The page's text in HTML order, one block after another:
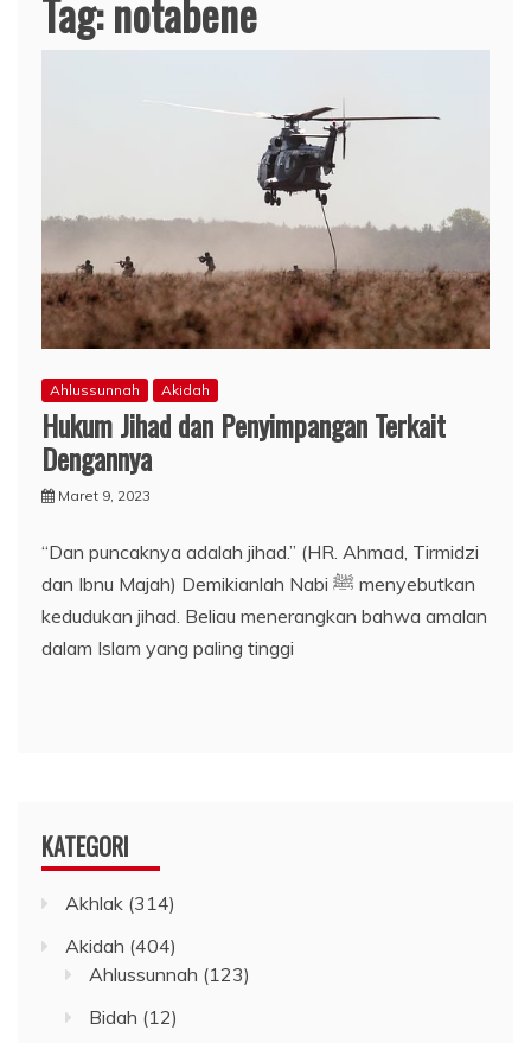
Tag:notabene
Ahlussunnah Akidah
Hukum Jihad dan Penyimpangan Terkait
Dengannya
Maret 9, 2023
“Dan puncaknya adalah jihad.” (HR. Ahmad, Tirmidzi
dan Ibnu Majah) Demikianlah Nabi ﷺ menyebutkan
kedudukan jihad. Beliau menerangkan bahwa amalan
dalam Islam yang paling tinggi
KATEGORI
Akhlak (314)
Akidah (404)
Ahlussunnah (123)
Bidah (12)